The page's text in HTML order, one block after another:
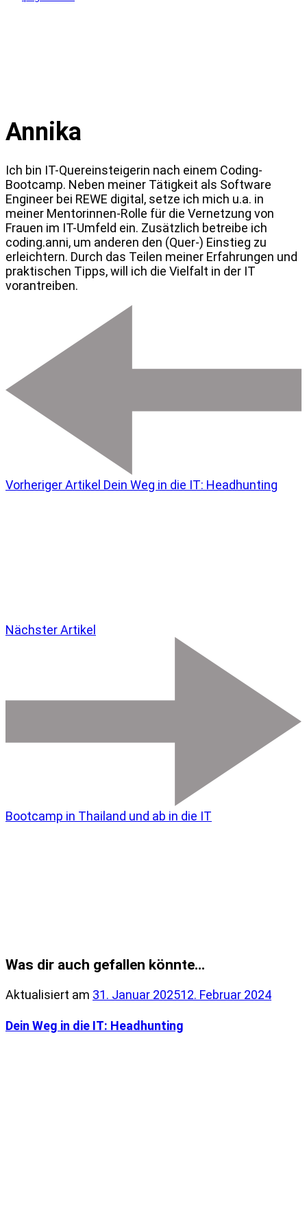
Annika
Ich bin IT-Quereinsteigerin nach einem Coding-
Bootcamp. Neben meiner Tätigkeit als Software
Engineer bei REWE digital, setze ich mich u.a. in
meiner Mentorinnen-Rolle für die Vernetzung von
Frauen im IT-Umfeld ein. Zusätzlich betreibe ich
coding.anni, um anderen den (Quer-) Einstieg zu
erleichtern. Durch das Teilen meiner Erfahrungen und
praktischen Tipps, will ich die Vielfalt in der IT
vorantreiben.
Vorheriger Artikel Dein Weg in die IT: Headhunting
Nächster Artikel
Bootcamp in Thailand und ab in die IT
Was dir auch gefallen könnte...
Aktualisiert am 31. Januar 202512. Februar 2024
Dein Weg in die IT: Headhunting